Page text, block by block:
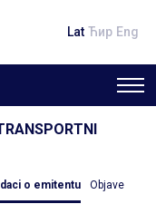
Lat Ћир Eng
o emitentu Objave